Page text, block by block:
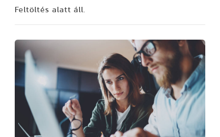
Feltöltés alatt áll.